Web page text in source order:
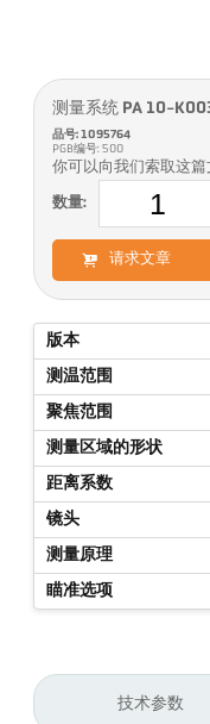
测量系统 PA 10-
品号: 1095764
PGB编号: 500
你可以向我们索取这篇
数量:
请求文章
版本
测温范围
聚焦范围
测量区域的形状
距离系数
镜头
测量原理
瞄准选项
技术参数